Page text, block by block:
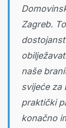
Zagreb.
naše
svijeće za
praktički
konačno